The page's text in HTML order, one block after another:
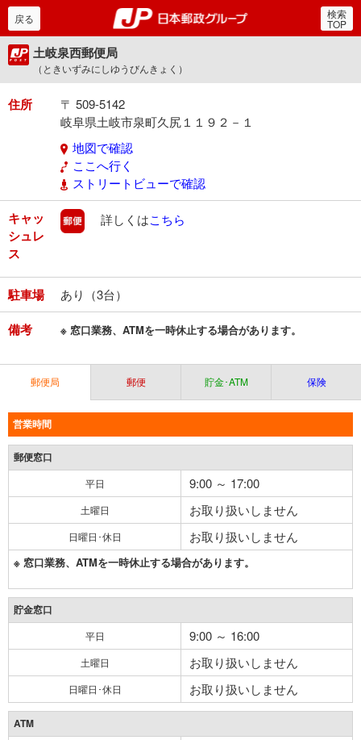
郵便局・日本郵政グルー
戻る 検索
TOP
土岐泉西郵便局
（ときいずみにしゆうびんきょく）
住所
〒 509-5142
岐阜県土岐市泉町久尻１１９２－１
地図で確認
ここへ行く
ストリートビューで確認
キャッ
シュレ
ス
郵便
詳しくはこちら
駐車場 あり（3台）
備考 ※ 窓口業務、ATMを一時休止する場合があります。
郵便局 郵便 貯金･ATM 保険
営業時間
郵便窓口
平日 9:00 ～ 17:00
土曜日 お取り扱いしません
日曜日･休日 お取り扱いしません
※ 窓口業務、ATMを一時休止する場合があります。
貯金窓口
平日 9:00 ～ 16:00
土曜日 お取り扱いしません
日曜日･休日 お取り扱いしません
ATM